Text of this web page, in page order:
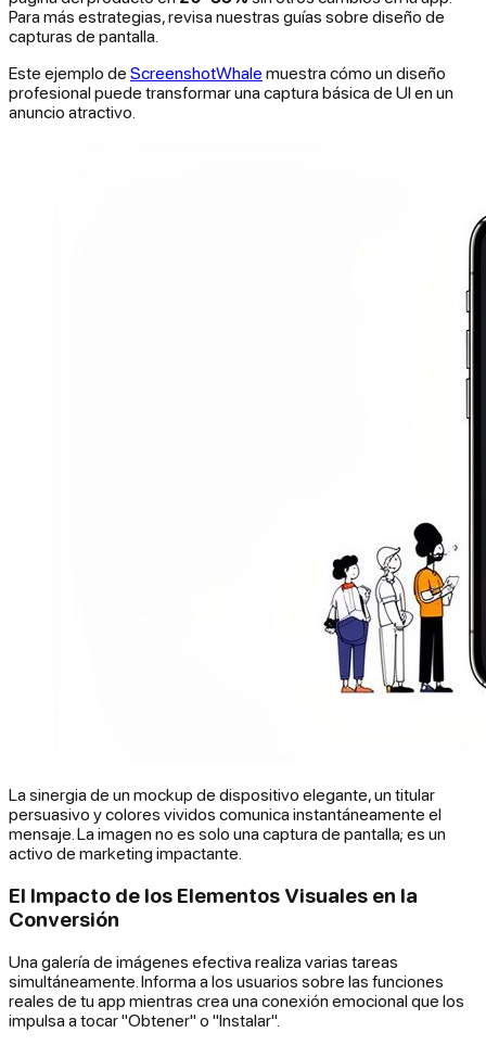
Para más estrategias, revisa nuestras guías sobre diseño de
capturas de pantalla.
Este ejemplo de ScreenshotWhale muestra cómo un diseño
profesional puede transformar una captura básica de UI en un
anuncio atractivo.
La sinergia de un mockup de dispositivo elegante, un titular
persuasivo y colores vividos comunica instantáneamente el
mensaje. La imagen no es solo una captura de pantalla; es un
activo de marketing impactante.
El Impacto de los Elementos Visuales en la
Conversión
Una galería de imágenes efectiva realiza varias tareas
simultáneamente. Informa a los usuarios sobre las funciones
reales de tu app mientras crea una conexión emocional que los
impulsa a tocar "Obtener" o "Instalar".